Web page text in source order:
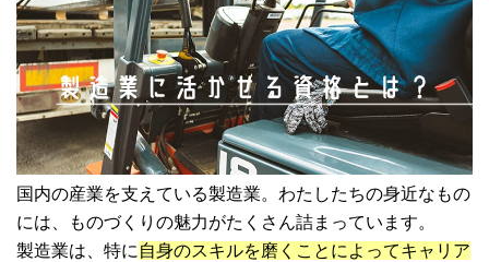
国内の産業を支えている製造業。わたしたちの身近なもの
には、ものづくりの魅力がたくさん詰まっています。
製造業は、特に自身のスキルを磨くことによってキャリア